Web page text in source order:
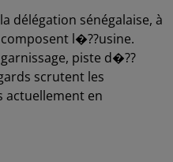
délégation sénégalaise, à
l�??usine.
piste d�??
scrutent les
actuellement en